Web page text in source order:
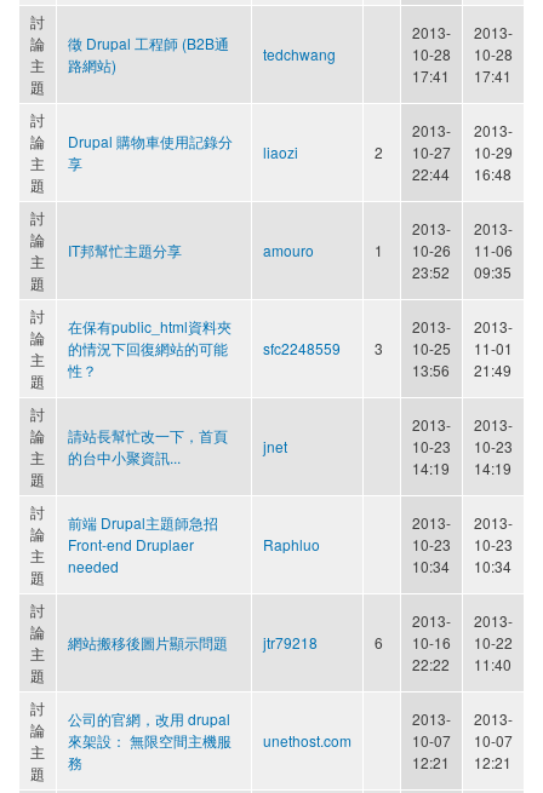
討
論
主
題
徵 Drupal 工程師 (B2B通
路網站)
tedchwang
2013-
10-28
17:41
2013-
10-28
17:41
討
論
主
題
Drupal 購物車使用記錄分
享
liaozi 2
2013-
10-27
22:44
2013-
10-29
16:48
討
論
主
題
IT邦幫忙主題分享 amouro 1
2013-
10-26
23:52
2013-
11-06
09:35
討
論
主
題
在保有public_html資料夾
的情況下回復網站的可能
性？
sfc2248559 3
2013-
10-25
13:56
2013-
11-01
21:49
討
論
主
題
請站長幫忙改一下，首頁
的台中小聚資訊...
jnet
2013-
10-23
14:19
2013-
10-23
14:19
討
論
主
題
前端 Drupal主題師急招
Front-end Druplaer
needed
Raphluo
2013-
10-23
10:34
2013-
10-23
10:34
討
論
主
題
網站搬移後圖片顯示問題 jtr79218 6
2013-
10-16
22:22
2013-
10-22
11:40
討
論
主
題
公司的官網，改用 drupal
來架設： 無限空間主機服
務
unethost.com
2013-
10-07
12:21
2013-
10-07
12:21